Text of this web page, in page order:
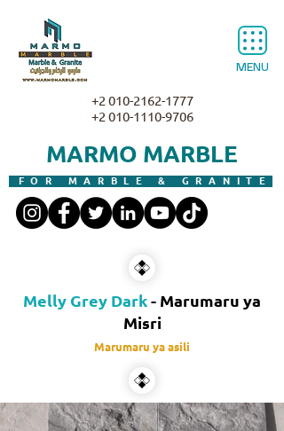
MENU
MARMO MARBLE
FOR MARBLE & GRANITE
+2 010-2162-1777
+2 010-1110-9706
Melly Grey Dark- Marumaru ya
Misri
Marumaru ya asili